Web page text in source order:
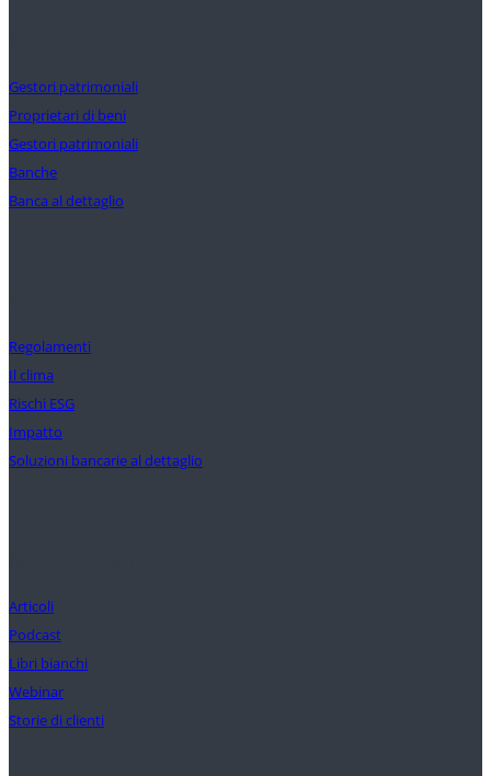
Gestori patrimoniali
Proprietari di beni
Gestori patrimoniali
Banche
Banca al dettaglio
Regolamenti
Il clima
Rischi ESG
Impatto
Soluzioni bancarie al dettaglio
Articoli
Podcast
Libri bianchi
Webinar
Storie di clienti